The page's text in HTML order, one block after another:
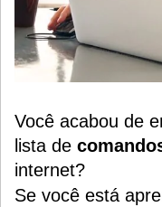
Você acabou de
lista de
internet?
Se você está